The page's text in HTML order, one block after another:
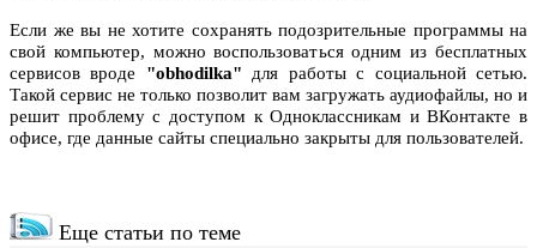
Если же вы не хотите сохранять подозрительные программы на
свой компьютер, можно воспользоваться одним из бесплатных
сервисов вроде "obhodilka" для работы с социальной сетью.
Такой сервис не только позволит вам загружать аудиофайлы, но и
решит проблему с доступом к Одноклассникам и ВКонтакте в
офисе, где данные сайты специально закрыты для пользователей.
Еще статьи по теме